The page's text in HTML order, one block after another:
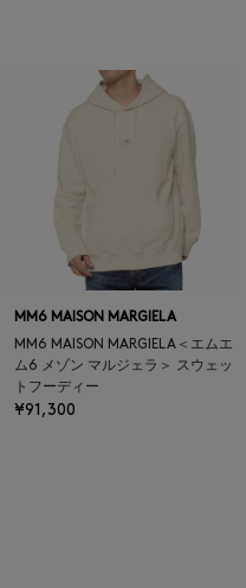
MM6 MAISON MARGIELA
MM6 MAISON MARGIELA＜エムエ
ム6 メゾン マルジェラ＞ スウェッ
トフーディー
¥91,300